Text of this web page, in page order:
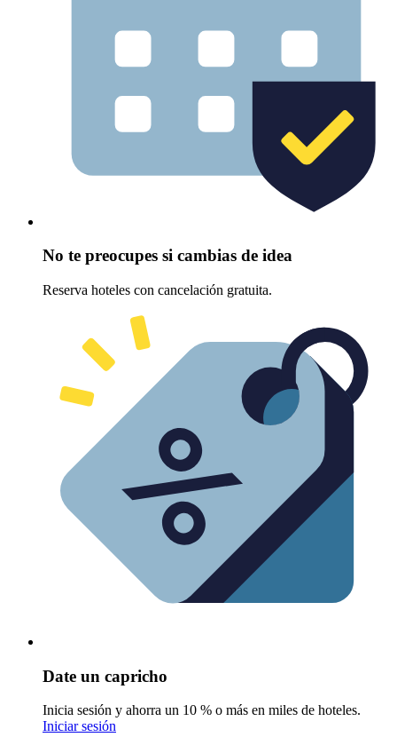
No te preocupes si cambias de idea
Reserva hoteles con cancelación gratuita.
Date un capricho
Inicia sesión y ahorra un 10 % o más en miles de hoteles.
Iniciar sesión